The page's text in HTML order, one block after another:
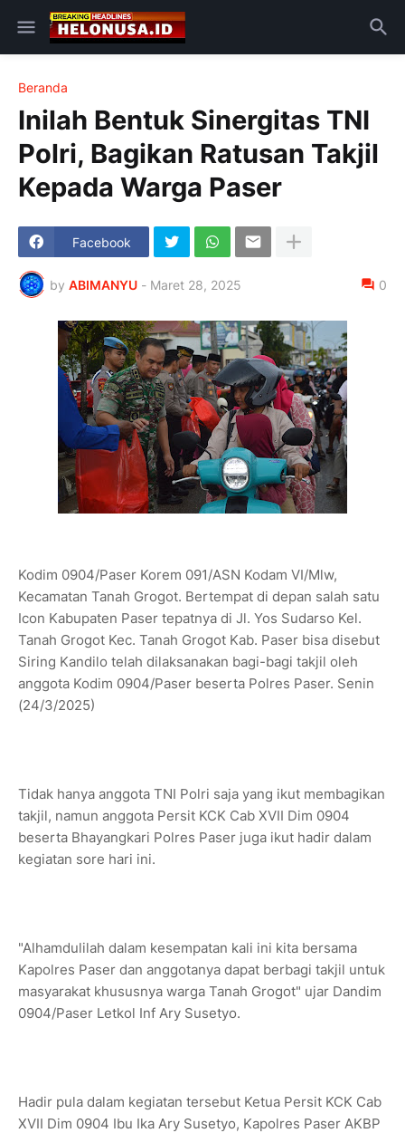
Beranda
Inilah Bentuk Sinergitas TNI
Polri, Bagikan Ratusan Takjil
Kepada Warga Paser
Facebook
by ABIMANYU - Maret 28, 2025 0
Kodim 0904/Paser Korem 091/ASN Kodam VI/Mlw,
Kecamatan Tanah Grogot. Bertempat di depan salah satu
Icon Kabupaten Paser tepatnya di Jl. Yos Sudarso Kel.
Tanah Grogot Kec. Tanah Grogot Kab. Paser bisa disebut
Siring Kandilo telah dilaksanakan bagi-bagi takjil oleh
anggota Kodim 0904/Paser beserta Polres Paser. Senin
(24/3/2025)
Tidak hanya anggota TNI Polri saja yang ikut membagikan
takjil, namun anggota Persit KCK Cab XVII Dim 0904
beserta Bhayangkari Polres Paser juga ikut hadir dalam
kegiatan sore hari ini.
"Alhamdulilah dalam kesempatan kali ini kita bersama
Kapolres Paser dan anggotanya dapat berbagi takjil untuk
masyarakat khususnya warga Tanah Grogot" ujar Dandim
0904/Paser Letkol Inf Ary Susetyo.
Hadir pula dalam kegiatan tersebut Ketua Persit KCK Cab
XVII Dim 0904 Ibu Ika Ary Susetyo, Kapolres Paser AKBP